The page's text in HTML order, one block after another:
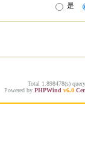
是
Total 1.898478(s)
Powered by PHPWind v6.0